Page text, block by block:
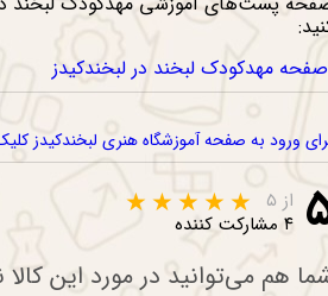
مهدکودک لبخند در لبخندکیدز
ورود به صفحه آموزشگاه هنری لبخندکیدز
از ۵
۴ مشارکت کننده
هم می‌توانید در مورد این